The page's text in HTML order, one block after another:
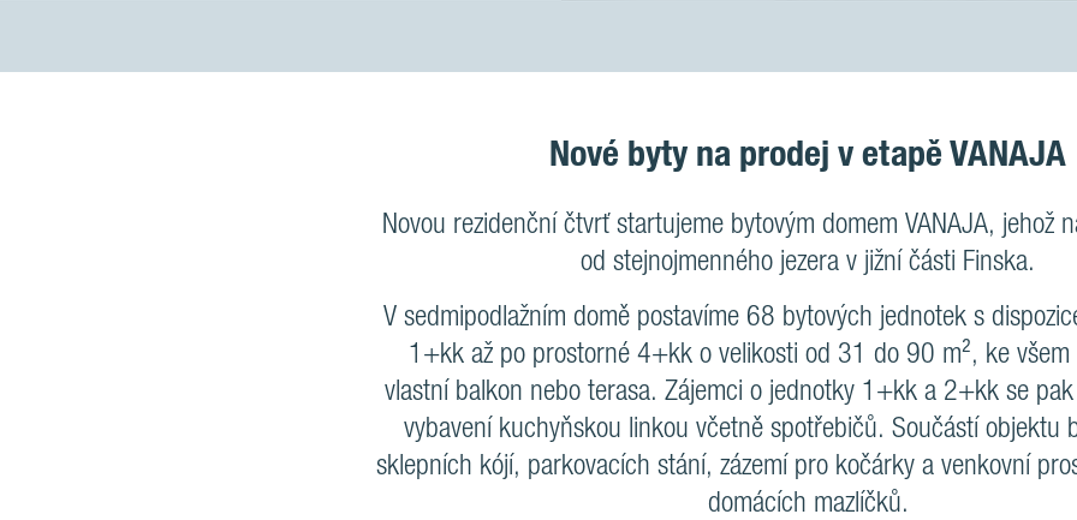
Nové byty na prodej v etapě VANAJA
Novou rezidenční čtvrť startujeme bytovým domem VANAJA, jehož
od stejnojmenného jezera v jižní části Finska.
V sedmipodlažním domě postavíme 68 bytových jednotek s
1+kk až po prostorné 4+kk o velikosti od 31 do 90 m², ke všem
vlastní balkon nebo terasa. Zájemci o jednotky 1+kk a 2+kk se
vybavení kuchyňskou linkou včetně spotřebičů. Součástí objektu
sklepních kójí, parkovacích stání, zázemí pro kočárky a venkovní
domácích mazlíčků.